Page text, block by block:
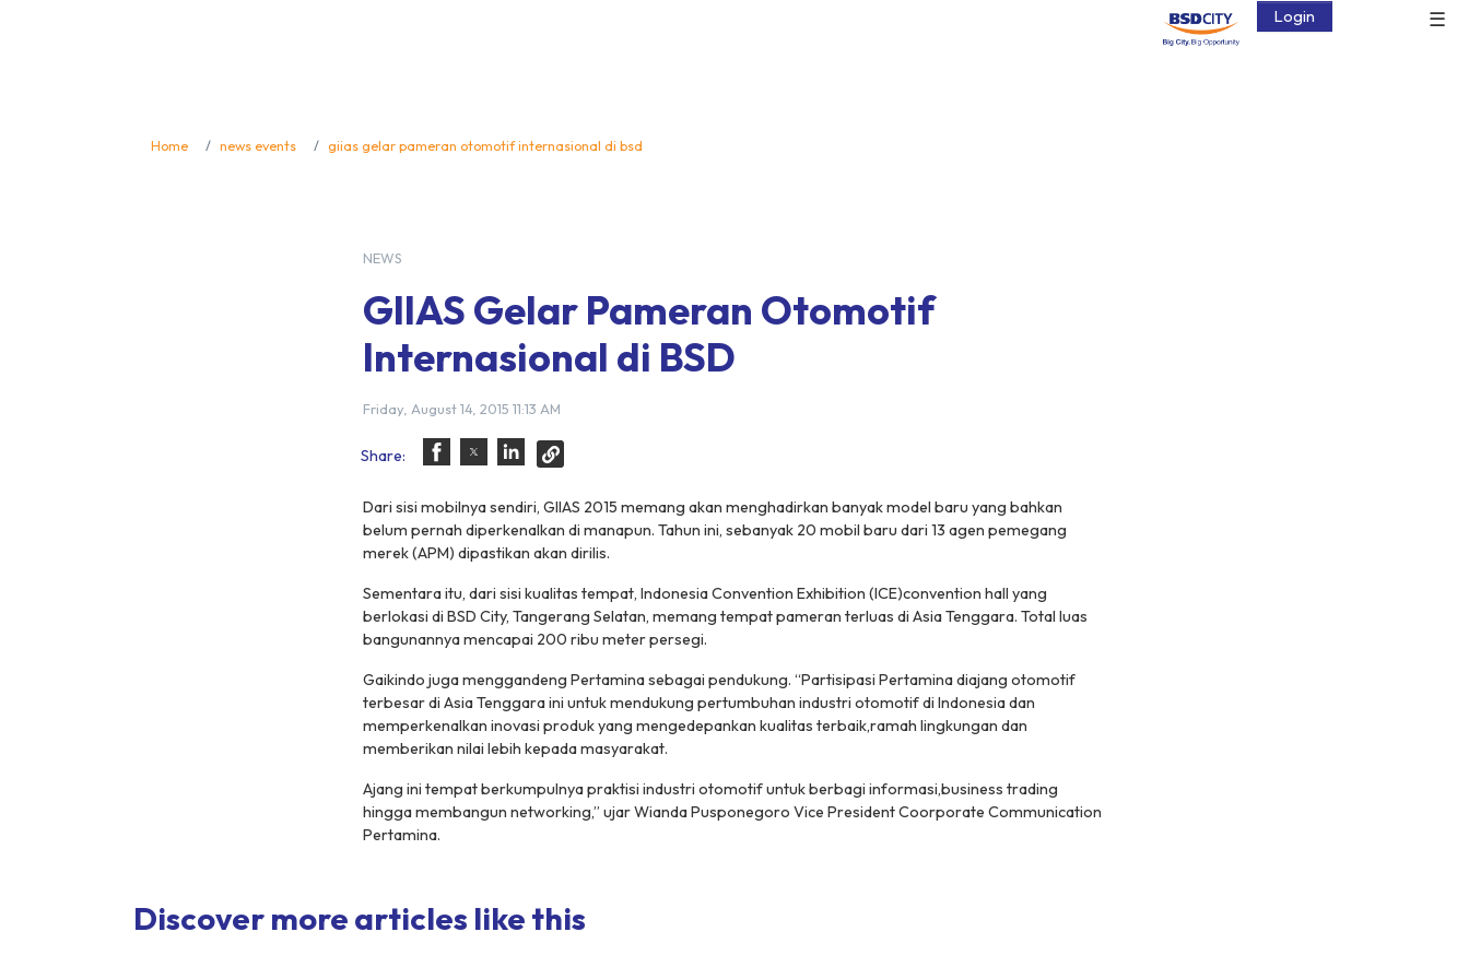
☰
Login
Home news events giias gelar pameran otomotif internasional di bsd
NEWS
GIIAS Gelar Pameran Otomotif
Internasional di BSD
Friday, August 14, 2015 11:13 AM
Share:
Dari sisi mobilnya sendiri, GIIAS 2015 memang akan menghadirkan banyak model baru yang bahkan
belum pernah diperkenalkan di manapun. Tahun ini, sebanyak 20 mobil baru dari 13 agen pemegang
merek (APM) dipastikan akan dirilis.
Sementara itu, dari sisi kualitas tempat, Indonesia Convention Exhibition (ICE)convention hall yang
berlokasi di BSD City, Tangerang Selatan, memang tempat pameran terluas di Asia Tenggara. Total luas
bangunannya mencapai 200 ribu meter persegi.
Gaikindo juga menggandeng Pertamina sebagai pendukung. “Partisipasi Pertamina diajang otomotif
terbesar di Asia Tenggara ini untuk mendukung pertumbuhan industri otomotif di Indonesia dan
memperkenalkan inovasi produk yang mengedepankan kualitas terbaik,ramah lingkungan dan
memberikan nilai lebih kepada masyarakat.
Ajang ini tempat berkumpulnya praktisi industri otomotif untuk berbagi informasi,business trading
hingga membangun networking,” ujar Wianda Pusponegoro Vice President Coorporate Communication
Pertamina.
Discover more articles like this